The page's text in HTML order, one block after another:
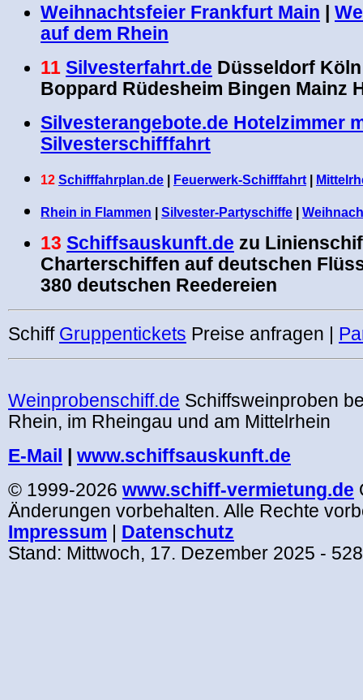
Weihnachtsfeier Frankfurt Main
auf dem Rhein
11 Silvesterfahrt.de Düsseldorf
Boppard Rüdesheim Bingen Mainz
Silvesterangebote.de Hotelzimmer
Silvesterschifffahrt
12 Schifffahrplan.de Feuerwerk-Schifffahrt
Rhein in Flammen Silvester-Partyschiffe
13 Schiffsauskunft.de zu
Charterschiffen auf deutschen
380 deutschen Reedereien
Schiff Gruppentickets Preise anfragen |
Weinprobenschiff.de Schiffsweinproben
Rhein, im Rheingau und am Mittelrhein
E-Mail
www.schiffsauskunft.de
© 1999-2026 www.schiff-vermietung.de
Änderungen vorbehalten. Alle Rechte
Impressum
Datenschutz
Stand: Mittwoch, 17. Dezember 2025 -